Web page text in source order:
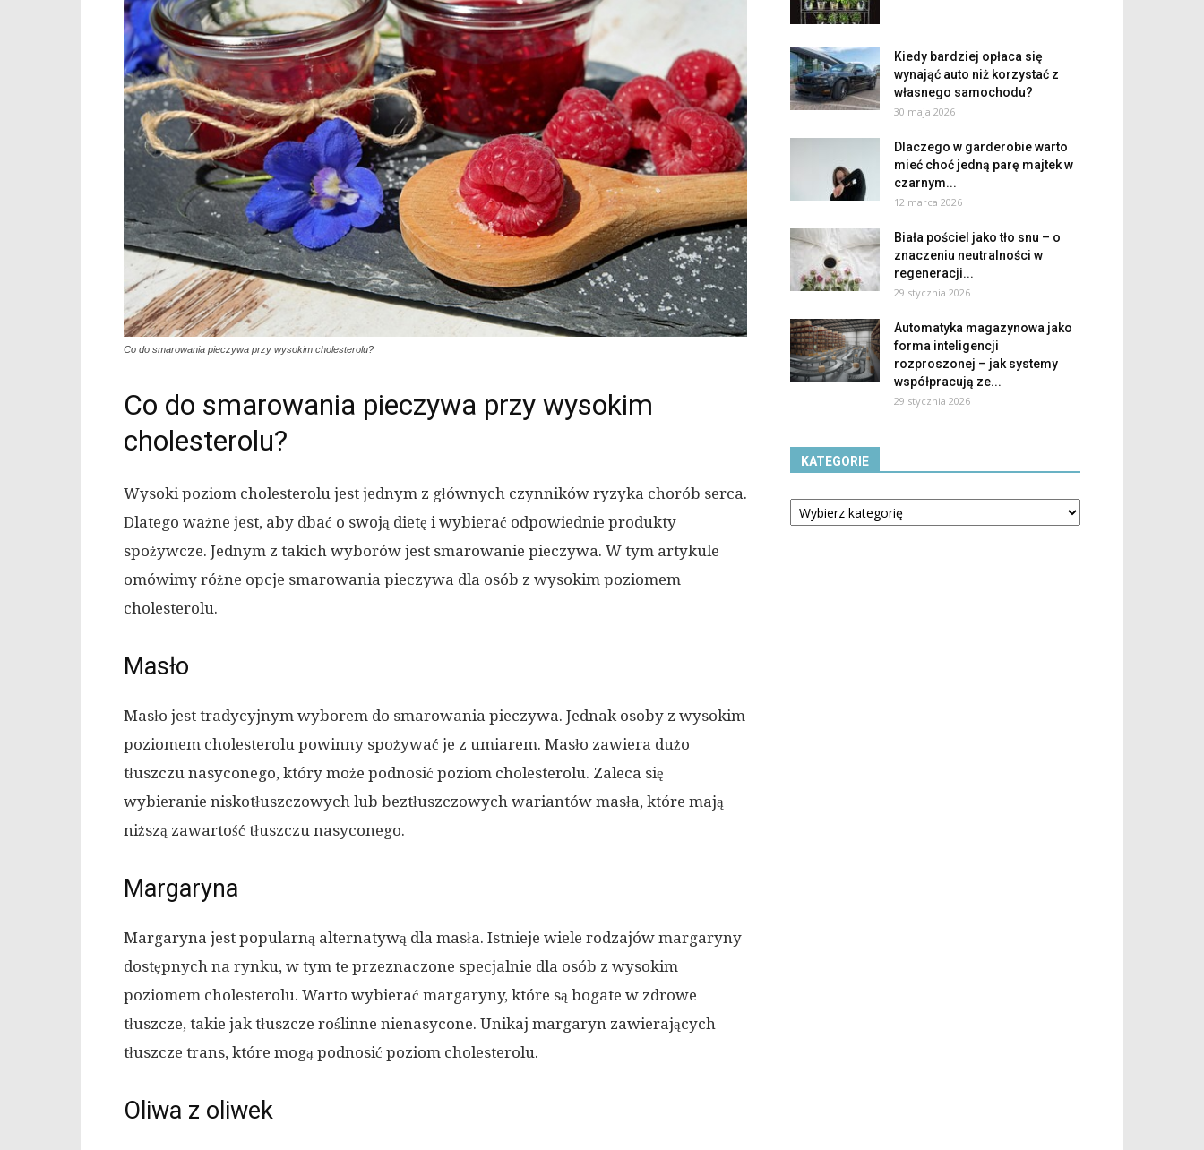
Co do smarowania pieczywa przy wysokim cholesterolu?
Co do smarowania pieczywa przy wysokim
cholesterolu?
Wysoki poziom cholesterolu jest jednym z głównych czynników ryzyka chorób serca.
Dlatego ważne jest, aby dbać o swoją dietę i wybierać odpowiednie produkty
spożywcze. Jednym z takich wyborów jest smarowanie pieczywa. W tym artykule
omówimy różne opcje smarowania pieczywa dla osób z wysokim poziomem
cholesterolu.
Masło
Masło jest tradycyjnym wyborem do smarowania pieczywa. Jednak osoby z wysokim
poziomem cholesterolu powinny spożywać je z umiarem. Masło zawiera dużo
tłuszczu nasyconego, który może podnosić poziom cholesterolu. Zaleca się
wybieranie niskotłuszczowych lub beztłuszczowych wariantów masła, które mają
niższą zawartość tłuszczu nasyconego.
Margaryna
Margaryna jest popularną alternatywą dla masła. Istnieje wiele rodzajów margaryny
dostępnych na rynku, w tym te przeznaczone specjalnie dla osób z wysokim
poziomem cholesterolu. Warto wybierać margaryny, które są bogate w zdrowe
tłuszcze, takie jak tłuszcze roślinne nienasycone. Unikaj margaryn zawierających
tłuszcze trans, które mogą podnosić poziom cholesterolu.
Oliwa z oliwek
Kiedy bardziej opłaca się
wynająć auto niż korzystać z
własnego samochodu?
30 maja 2026
Dlaczego w garderobie warto
mieć choć jedną parę majtek w
czarnym...
12 marca 2026
Biała pościel jako tło snu – o
znaczeniu neutralności w
regeneracji...
29 stycznia 2026
Automatyka magazynowa jako
forma inteligencji
rozproszonej – jak systemy
współpracują ze...
29 stycznia 2026
KATEGORIE
Kategorie